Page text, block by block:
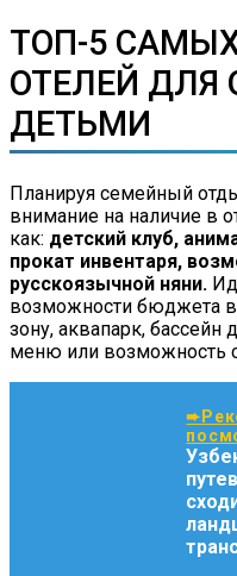
ТОП-5
ОТЕЛЕЙ ДЛЯ
ДЕТЬМИ
Планируя семейный
внимание на наличие в
как: детский клуб,
прокат инвентаря,
русскоязычной няни.
возможности бюджета
зону, аквапарк,
меню или возможность